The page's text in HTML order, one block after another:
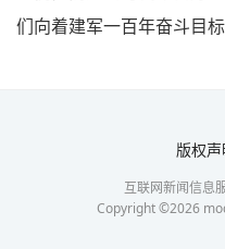
们向着建军一百年奋斗目
版权声
互联网新闻信息
Copyright ©2026